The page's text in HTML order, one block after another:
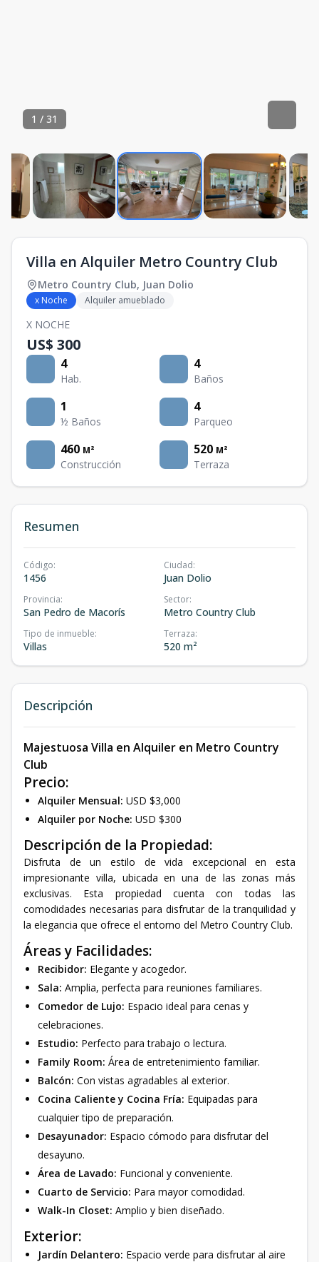
1 / 31
Villa en Alquiler Metro Country Club
Metro Country Club, Juan Dolio
x Noche Alquiler amueblado
X NOCHE
US$ 300
4
Hab.
4
Baños
1
½ Baños
4
Parqueo
460 M²
Construcción
520 M²
Terraza
Resumen
Código:
1456
Ciudad:
Juan Dolio
Provincia:
San Pedro de Macorís
Sector:
Metro Country Club
Tipo de inmueble:
Villas
Terraza:
520 m²
Descripción
Majestuosa Villa en Alquiler en Metro Country
Club
Precio:
Alquiler Mensual: USD $3,000
Alquiler por Noche: USD $300
Descripción de la Propiedad:
Disfruta de un estilo de vida excepcional en esta
impresionante villa, ubicada en una de las zonas más
exclusivas. Esta propiedad cuenta con todas las
comodidades necesarias para disfrutar de la tranquilidad y
la elegancia que ofrece el entorno del Metro Country Club.
Áreas y Facilidades:
Recibidor: Elegante y acogedor.
Sala: Amplia, perfecta para reuniones familiares.
Comedor de Lujo: Espacio ideal para cenas y
celebraciones.
Estudio: Perfecto para trabajo o lectura.
Family Room: Área de entretenimiento familiar.
Balcón: Con vistas agradables al exterior.
Cocina Caliente y Cocina Fría: Equipadas para
cualquier tipo de preparación.
Desayunador: Espacio cómodo para disfrutar del
desayuno.
Área de Lavado: Funcional y conveniente.
Cuarto de Servicio: Para mayor comodidad.
Walk-In Closet: Amplio y bien diseñado.
Exterior:
Jardín Delantero: Espacio verde para disfrutar al aire